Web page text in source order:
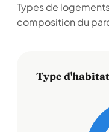
Types de
composition du
Type d'habitat